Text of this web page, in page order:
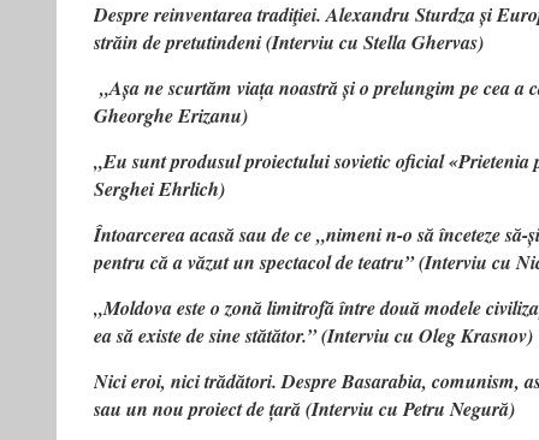
Despre reinventarea tradiţiei. Alexandru Sturdza și
străin de pretutindeni (Interviu cu Stella Ghervas)
„Așa ne scurtăm viața noastră și o prelungim pe cea
Gheorghe Erizanu)
„Eu sunt produsul proiectului sovietic oficial
Serghei Ehrlich)
Întoarcerea acasă sau de ce „nimeni n-o să înceteze să-
pentru că a văzut un spectacol de teatru” (Interviu cu
„Moldova este o zonă limitrofă între două modele
ea să existe de sine stătător.” (Interviu cu Oleg Krasnov)
Nici eroi, nici trădători. Despre Basarabia, comunism,
sau un nou proiect de țară (Interviu cu Petru Negură)